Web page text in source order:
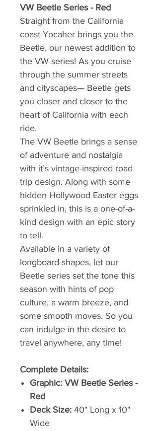
VW Beetle Series - Red
Straight from the California
coast Yocaher brings you the
Beetle, our newest addition to
the VW series! As you cruise
through the summer streets
and cityscapes— Beetle gets
you closer and closer to the
heart of California with each
ride.
The VW Beetle brings a sense
of adventure and nostalgia
with it’s vintage-inspired road
trip design. Along with some
hidden Hollywood Easter eggs
sprinkled in, this is a one-of-a-
kind design with an epic story
to tell.
Available in a variety of
longboard shapes, let our
Beetle series set the tone this
season with hints of pop
culture, a warm breeze, and
some smooth moves. So you
can indulge in the desire to
travel anywhere, any time!
Complete Details:
Graphic: VW Beetle Series -
Red
Deck Size: 40" Long x 10"
Wide